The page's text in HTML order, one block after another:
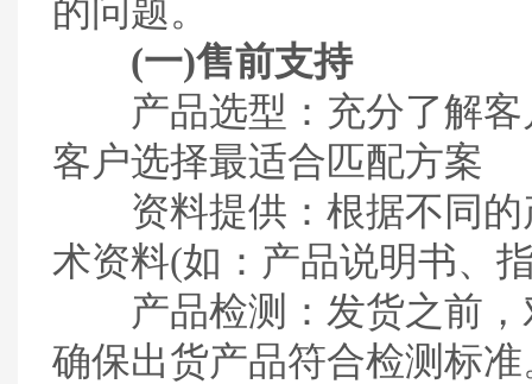
的问题。
(一)售前支持
产品选型：充分了解客
客户选择最适合匹配方案
资料提供：根据不同的
术资料(如：产品说明书、
产品检测：发货之前，
确保出货产品符合检测标准